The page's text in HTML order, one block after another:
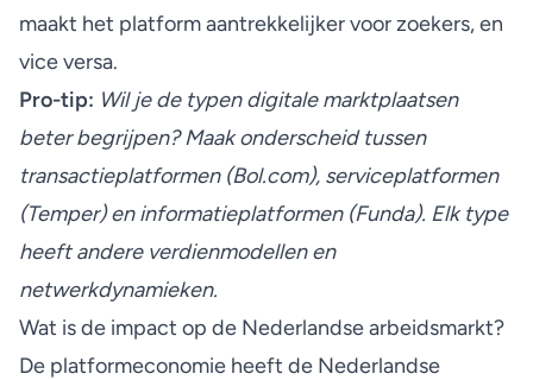
maakt het platform aantrekkelijker voor zoekers, en
vice versa.
Pro-tip: Wil je de typen digitale marktplaatsen
beter begrijpen? Maak onderscheid tussen
transactieplatformen (Bol.com), serviceplatformen
(Temper) en informatieplatformen (Funda). Elk type
heeft andere verdienmodellen en
netwerkdynamieken.
Wat is de impact op de Nederlandse arbeidsmarkt?
De platformeconomie heeft de Nederlandse